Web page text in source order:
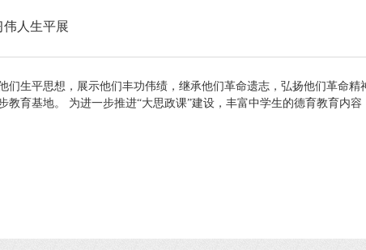
人生平展
生平思想，展示他们丰功伟绩，继承他们革命遗志，弘扬他们革命
育基地。 为进一步推进“大思政课”建设，丰富中学生的德育教育内容